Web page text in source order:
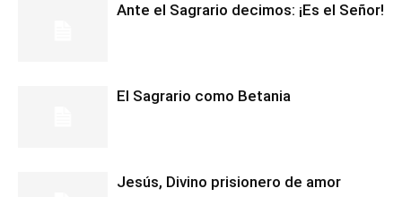
Ante el Sagrario decimos: ¡Es el Señor!
El Sagrario como Betania
Jesús, Divino prisionero de amor